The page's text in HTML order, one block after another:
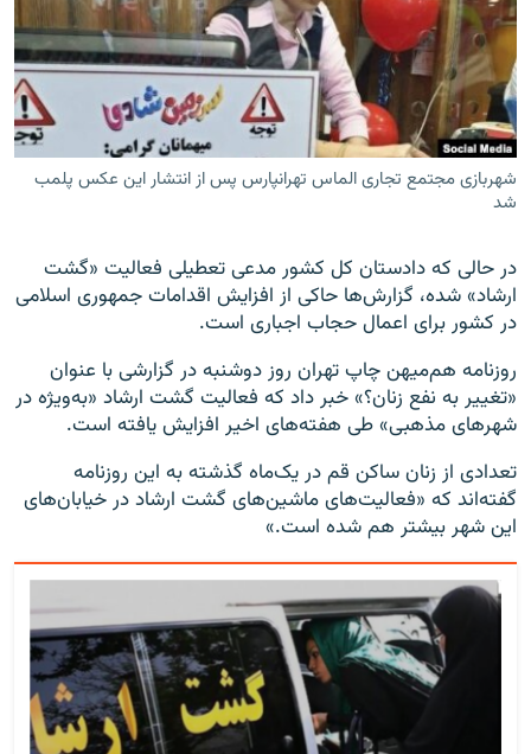
زبان‌های دیگر
شهربازی مجتمع تجاری الماس تهرانپارس پس از انتشار این عکس پلمب
شد
در حالی که دادستان کل کشور مدعی تعطیلی فعالیت «گشت
ارشاد» شده، گزارش‌ها حاکی از افزایش اقدامات جمهوری اسلامی
در کشور برای اعمال حجاب اجباری است.
روزنامه هم‌میهن چاپ تهران روز دوشنبه در گزارشی با عنوان
«تغییر به نفع زنان؟» خبر داد که فعالیت گشت ارشاد «به‌ویژه در
شهرهای مذهبی» طی هفته‌های اخیر افزایش یافته است.
تعدادی از زنان ساکن قم در یک‌ماه گذشته به این روزنامه
گفته‌اند که «فعالیت‌های ماشین‌های گشت ارشاد در خیابان‌های
این شهر بیشتر هم شده است.»